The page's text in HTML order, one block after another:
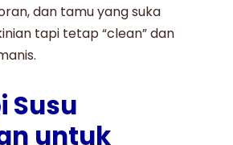
dan tamu yang suka
tapi tetap “clean” dan
Susu
untuk